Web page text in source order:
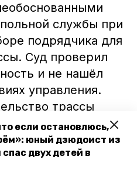
если остановлюсь,
юный дзюдоист из
двух детей в
службы при
подрядчика для
Суд проверил
и не нашёл
управления.
трассы
Новороссийска.
от Олимпийской